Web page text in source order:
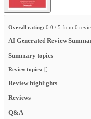
Overall rating: 0.0 / 5 from 0
AI Generated Review
Summary topics
Review topics: [].
Review highlights
Reviews
Q&A